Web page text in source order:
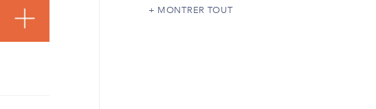
MONTRER TOUT